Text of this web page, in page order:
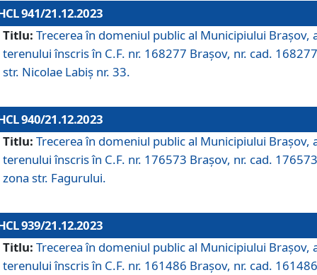
941/21.12.2023
Titlu: Trecerea în domeniul public al Municipiului Braşov,
terenului înscris în C.F. nr. 168277 Brașov, nr. cad.
str. Nicolae Labiș nr. 33.
940/21.12.2023
Titlu: Trecerea în domeniul public al Municipiului Braşov,
terenului înscris în C.F. nr. 176573 Brașov, nr. cad.
zona str. Fagurului.
939/21.12.2023
Titlu: Trecerea în domeniul public al Municipiului Braşov,
terenului înscris în C.F. nr. 161486 Brașov, nr. cad.